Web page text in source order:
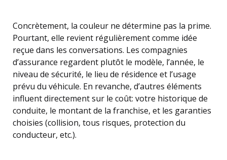
Concrètement, la couleur ne détermine pas la prime.
Pourtant, elle revient régulièrement comme idée
reçue dans les conversations. Les compagnies
d’assurance regardent plutôt le modèle, l’année, le
niveau de sécurité, le lieu de résidence et l’usage
prévu du véhicule. En revanche, d’autres éléments
influent directement sur le coût: votre historique de
conduite, le montant de la franchise, et les garanties
choisies (collision, tous risques, protection du
conducteur, etc.).